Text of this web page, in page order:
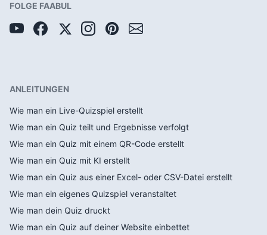
FOLGE FAABUL
ANLEITUNGEN
Wie man ein Live-Quizspiel erstellt
Wie man ein Quiz teilt und Ergebnisse verfolgt
Wie man ein Quiz mit einem QR-Code erstellt
Wie man ein Quiz mit KI erstellt
Wie man ein Quiz aus einer Excel- oder CSV-Datei erstellt
Wie man ein eigenes Quizspiel veranstaltet
Wie man dein Quiz druckt
Wie man ein Quiz auf deiner Website einbettet